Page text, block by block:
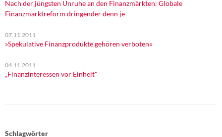
Nach der jüngsten Unruhe an den Finanzmärkten: Globale
Finanzmarktreform dringender denn je
07.11.2011
»Spekulative Finanzprodukte gehören verboten«
04.11.2011
„Finanzinteressen vor Einheit"
Schlagwörter